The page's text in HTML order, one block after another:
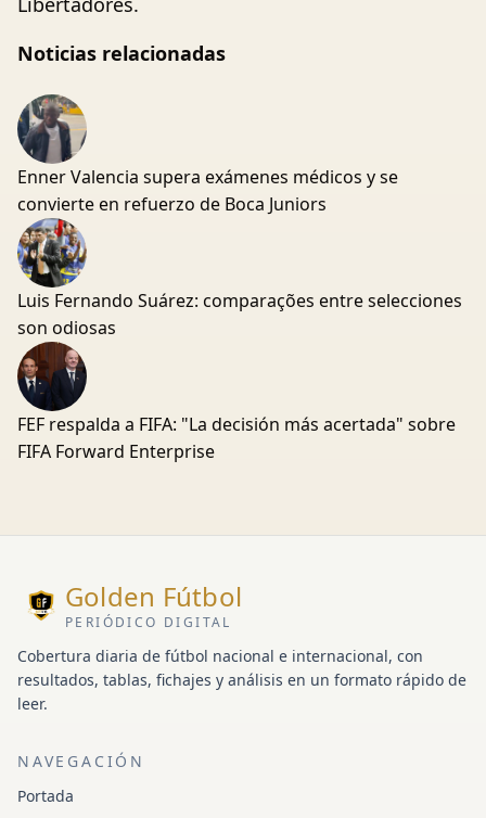
Noticias relacionadas
Enner Valencia supera exámenes médicos y se
convierte en refuerzo de Boca Juniors
Luis Fernando Suárez: comparações entre selecciones
son odiosas
FEF respalda a FIFA: "La decisión más acertada" sobre
FIFA Forward Enterprise
Golden Fútbol
PERIÓDICO DIGITAL
Cobertura diaria de fútbol nacional e internacional, con
resultados, tablas, fichajes y análisis en un formato rápido de
leer.
NAVEGACIÓN
Portada